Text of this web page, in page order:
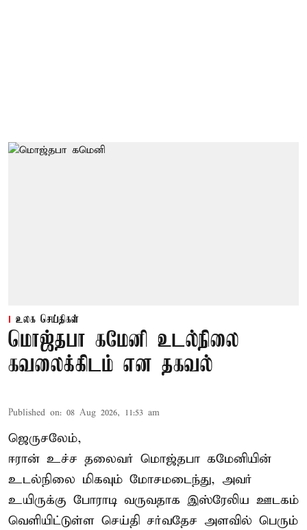
உலக செய்திகள்
மொஜ்தபா கமேனி உடல்நிலை
கவலைக்கிடம் என தகவல்
Published on: 08 Aug 2026, 11:53 am
ஜெருசலேம்,
ஈரான் உச்ச தலைவர் மொஜ்தபா கமேனியின்
உடல்நிலை மிகவும் மோசமடைந்து, அவர்
உயிருக்கு போராடி வருவதாக இஸ்ரேலிய ஊடகம்
வெளியிட்டுள்ள செய்தி சர்வதேச அளவில் பெரும்